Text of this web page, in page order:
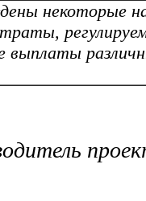
некоторые
выплаты